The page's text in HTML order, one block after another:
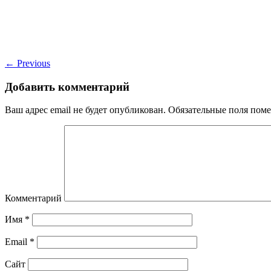
← Previous
Добавить комментарий
Ваш адрес email не будет опубликован. Обязательные поля
Комментарий
Имя *
Email *
Сайт